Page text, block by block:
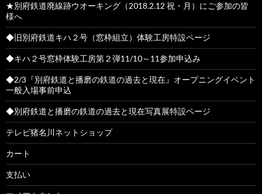
★別府鉄道廃線跡ウオーキング（2018.2.12 祝・月）にご参加の皆
様へ
◆旧別府鉄道キハ２号（窓枠組立）体験工房特設ページ
◆キハ２号窓枠体験工房第２弾11/10～11参加申込み
◆2/3『別府鉄道と播磨の鉄道の過去と現在』オープニングイベント
一般入場事前申込
◆別府鉄道と播磨の鉄道の過去と現在写真展特設ページ
テレビ猪名川ネットショップ
カート
支払い